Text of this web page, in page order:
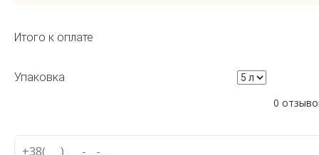
Итого к оплате
Упаковка
0